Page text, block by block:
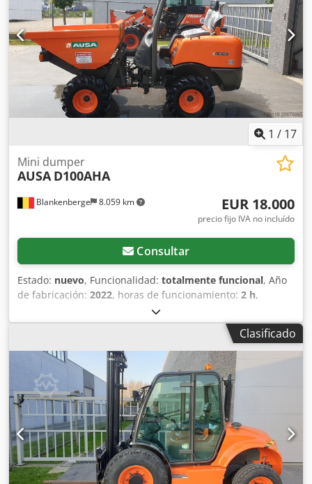
1 / 17
Blankenberge 8.059 km
Mini dumper
AUSA D100AHA
EUR 18.000
precio fijo IVA no incluído
Consultar
Estado: nuevo, Funcionalidad: totalmente funcional, Año
de fabricación: 2022, horas de funcionamiento: 2 h,
tracción a las cuatro ruedas
dumper Ausa año de fabricación 2022 Chsdex Dcmxjpfx
Afnoa volquete de descarga elevada tracción hidrostática
iluminación vial
Clasificado